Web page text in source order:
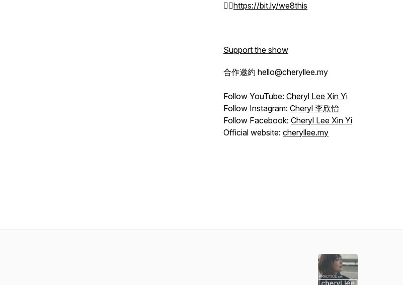
👉🏻https://bit.ly/we8this
Support the show
合作邀約 hello@cheryllee.my
Follow YouTube: Cheryl Lee Xin Yi
Follow Instagram: Cheryl 李欣怡
Follow Facebook: Cheryl Lee Xin Yi
Official website: cheryllee.my